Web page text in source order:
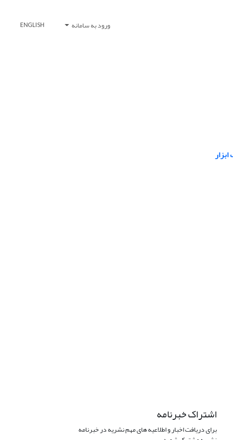
ورود به سامانه ENGLISH
اشتراک خبرنامه
برای دریافت اخبار و اطلاعیه های مهم نشریه در خبرنامه